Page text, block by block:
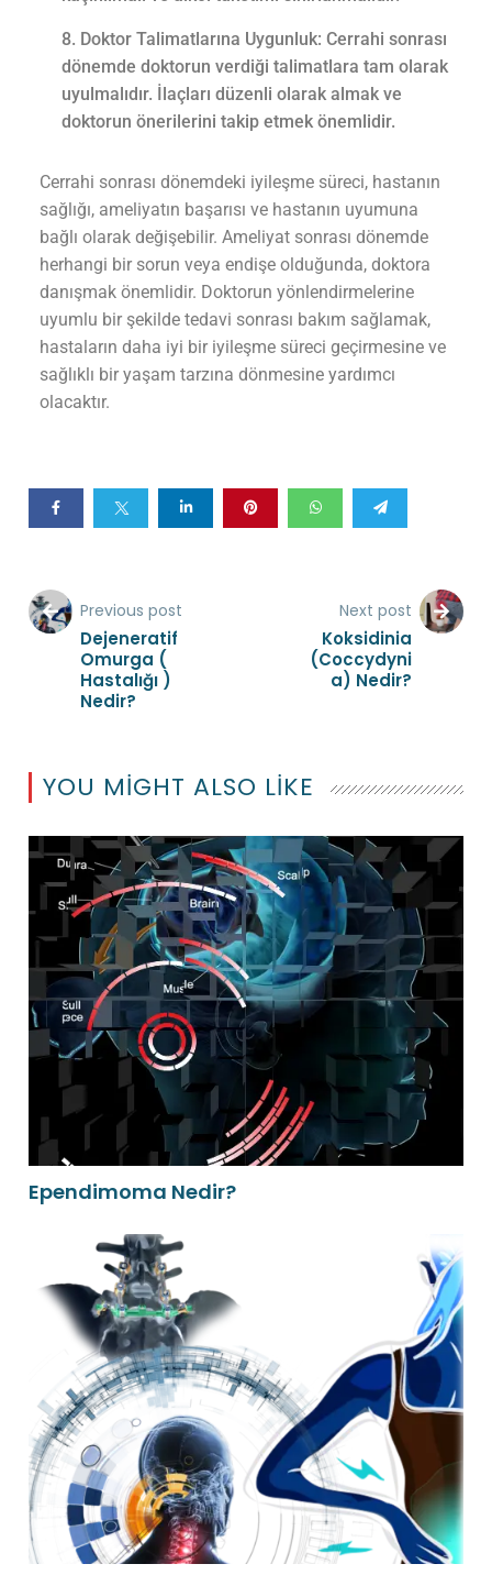
Doktor Talimatlarına Uygunluk: Cerrahi sonrası
dönemde doktorun verdiği talimatlara tam olarak
uyulmalıdır. İlaçları düzenli olarak almak ve
doktorun önerilerini takip etmek önemlidir.
Cerrahi sonrası dönemdeki iyileşme süreci, hastanın
sağlığı, ameliyatın başarısı ve hastanın uyumuna
bağlı olarak değişebilir. Ameliyat sonrası dönemde
herhangi bir sorun veya endişe olduğunda, doktora
danışmak önemlidir. Doktorun yönlendirmelerine
uyumlu bir şekilde tedavi sonrası bakım sağlamak,
hastaların daha iyi bir iyileşme süreci geçirmesine ve
sağlıklı bir yaşam tarzına dönmesine yardımcı
olacaktır.
Previous post
Dejeneratif
Omurga (
Hastalığı )
Nedir?
Next post
Koksidinia
(Coccydyni
a) Nedir?
YOU MIGHT ALSO LIKE
Ependimoma Nedir?